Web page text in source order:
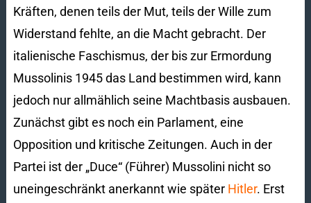
Kräften, denen teils der Mut, teils der Wille zum
Widerstand fehlte, an die Macht gebracht. Der
italienische Faschismus, der bis zur Ermordung
Mussolinis 1945 das Land bestimmen wird, kann
jedoch nur allmählich seine Machtbasis ausbauen.
Zunächst gibt es noch ein Parlament, eine
Opposition und kritische Zeitungen. Auch in der
Partei ist der „Duce“ (Führer) Mussolini nicht so
uneingeschränkt anerkannt wie später Hitler. Erst